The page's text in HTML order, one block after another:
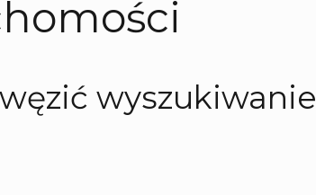
wyszukiwanie